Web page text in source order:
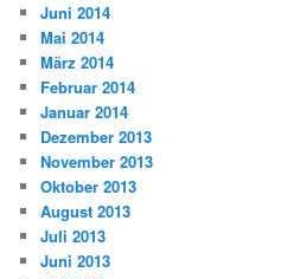
Juni 2014
Mai 2014
März 2014
Februar 2014
Januar 2014
Dezember 2013
November 2013
Oktober 2013
August 2013
Juli 2013
Juni 2013